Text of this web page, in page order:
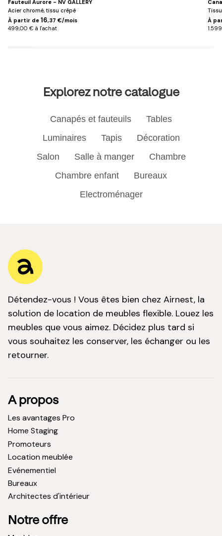
Fauteuil Aurore - NV GALLERY
Acier chromé, tissu crêpé
À partir de 16,37 €/mois
499,00 € à l'achat
À
Explorez notre catalogue
Canapés et fauteuils
Tables
Luminaires
Tapis
Décoration
Salon
Salle à manger
Chambre
Chambre enfant
Bureaux
Electroménager
Détendez-vous ! Vous êtes bien chez Airnest, la
solution de location de meubles flexible. Louez les
meubles que vous aimez. Décidez plus tard si
vous souhaitez les conserver, les échanger ou les
retourner.
A propos
Les avantages Pro
Home Staging
Promoteurs
Location meublée
Evénementiel
Bureaux
Architectes d'intérieur
Notre offre